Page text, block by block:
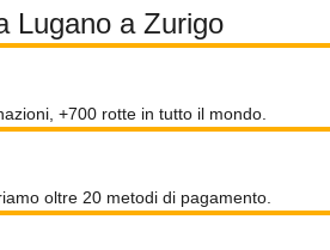
Lugano a Zurigo
+700 rotte in tutto il mondo.
oltre 20 metodi di pagamento.